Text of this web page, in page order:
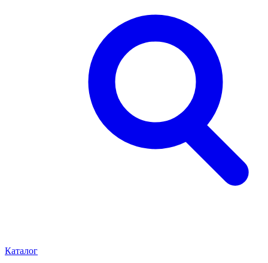
Каталог